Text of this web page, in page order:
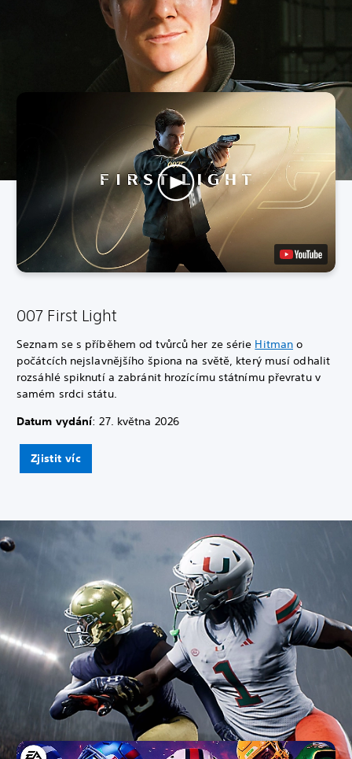
007 First Light
Seznam se s příběhem od tvůrců her ze série Hitman o
počátcích nejslavnějšího špiona na světě, který musí odhalit
rozsáhlé spiknutí a zabránit hrozícímu státnímu převratu v
samém srdci státu.
Datum vydání: 27. května 2026
Zjistit víc